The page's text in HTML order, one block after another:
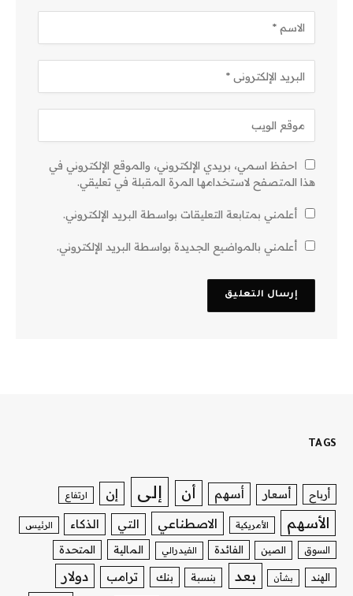
احفظ اسمي، بريدي الإلكتروني، والموقع الإلكتروني في
هذا المتصفح لاستخدامها المرة المقبلة في تعليقي.
أعلمني بمتابعة التعليقات بواسطة البريد الإلكتروني.
أعلمني بالمواضيع الجديدة بواسطة البريد الإلكتروني.
TAGS
أرباح أسعار أسهم أن إلى إن ارتفاع
الأسهم الأمريكية الاصطناعي التي الذكاء الرئيس
السوق الصين الفائدة الفيدرالي المالية المتحدة
الهند بشأن بعد بنسبة بنك ترامب دولار